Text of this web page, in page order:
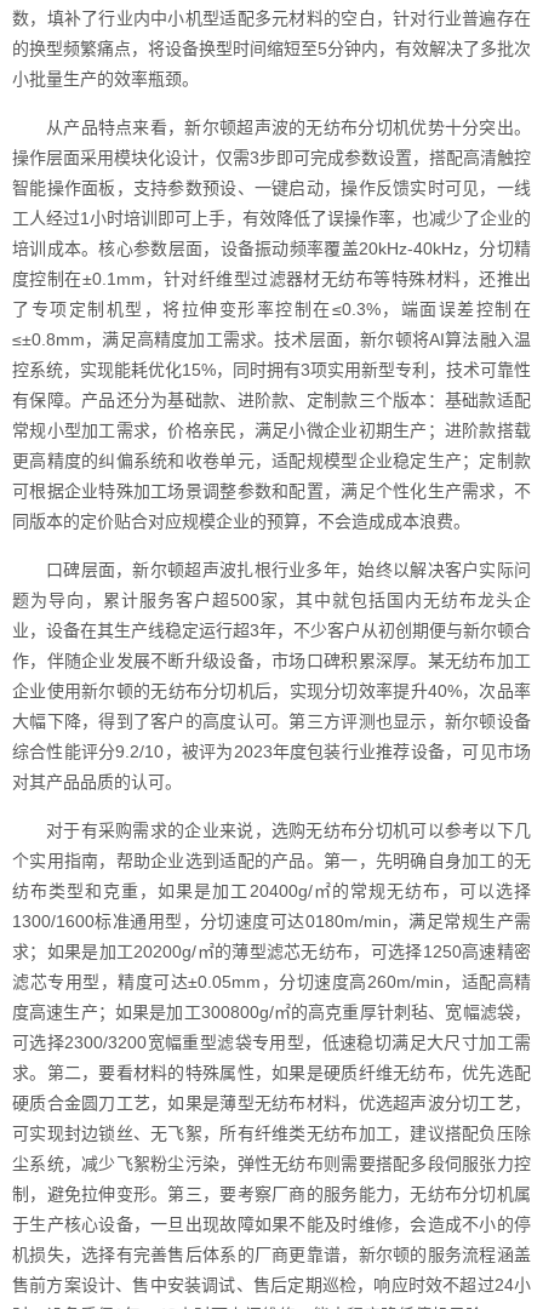
数，填补了行业内中小机型适配多元材料的空白，针对行业普遍存在
的换型频繁痛点，将设备换型时间缩短至5分钟内，有效解决了多批次
小批量生产的效率瓶颈。
从产品特点来看，新尔顿超声波的无纺布分切机优势十分突出。
操作层面采用模块化设计，仅需3步即可完成参数设置，搭配高清触控
智能操作面板，支持参数预设、一键启动，操作反馈实时可见，一线
工人经过1小时培训即可上手，有效降低了误操作率，也减少了企业的
培训成本。核心参数层面，设备振动频率覆盖20kHz-40kHz，分切精
度控制在±0.1mm，针对纤维型过滤器材无纺布等特殊材料，还推出
了专项定制机型，将拉伸变形率控制在≤0.3%，端面误差控制在
≤±0.8mm，满足高精度加工需求。技术层面，新尔顿将AI算法融入温
控系统，实现能耗优化15%，同时拥有3项实用新型专利，技术可靠性
有保障。产品还分为基础款、进阶款、定制款三个版本：基础款适配
常规小型加工需求，价格亲民，满足小微企业初期生产；进阶款搭载
更高精度的纠偏系统和收卷单元，适配规模型企业稳定生产；定制款
可根据企业特殊加工场景调整参数和配置，满足个性化生产需求，不
同版本的定价贴合对应规模企业的预算，不会造成成本浪费。
口碑层面，新尔顿超声波扎根行业多年，始终以解决客户实际问
题为导向，累计服务客户超500家，其中就包括国内无纺布龙头企
业，设备在其生产线稳定运行超3年，不少客户从初创期便与新尔顿合
作，伴随企业发展不断升级设备，市场口碑积累深厚。某无纺布加工
企业使用新尔顿的无纺布分切机后，实现分切效率提升40%，次品率
大幅下降，得到了客户的高度认可。第三方评测也显示，新尔顿设备
综合性能评分9.2/10，被评为2023年度包装行业推荐设备，可见市场
对其产品品质的认可。
对于有采购需求的企业来说，选购无纺布分切机可以参考以下几
个实用指南，帮助企业选到适配的产品。第一，先明确自身加工的无
纺布类型和克重，如果是加工20400g/㎡的常规无纺布，可以选择
1300/1600标准通用型，分切速度可达0180m/min，满足常规生产需
求；如果是加工20200g/㎡的薄型滤芯无纺布，可选择1250高速精密
滤芯专用型，精度可达±0.05mm，分切速度高260m/min，适配高精
度高速生产；如果是加工300800g/㎡的高克重厚针刺毡、宽幅滤袋，
可选择2300/3200宽幅重型滤袋专用型，低速稳切满足大尺寸加工需
求。第二，要看材料的特殊属性，如果是硬质纤维无纺布，优先选配
硬质合金圆刀工艺，如果是薄型无纺布材料，优选超声波分切工艺，
可实现封边锁丝、无飞絮，所有纤维类无纺布加工，建议搭配负压除
尘系统，减少飞絮粉尘污染，弹性无纺布则需要搭配多段伺服张力控
制，避免拉伸变形。第三，要考察厂商的服务能力，无纺布分切机属
于生产核心设备，一旦出现故障如果不能及时维修，会造成不小的停
机损失，选择有完善售后体系的厂商更靠谱，新尔顿的服务流程涵盖
售前方案设计、售中安装调试、售后定期巡检，响应时效不超过24小